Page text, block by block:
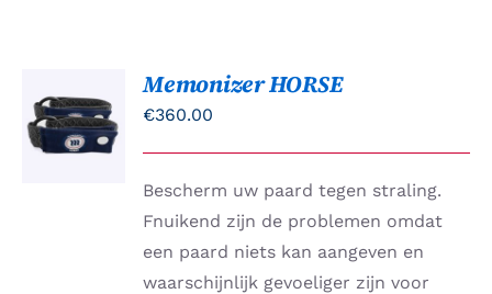
AAN
WINKELWAGEN
/
Memonizer HORSE
€360.00
Bescherm uw paard tegen straling.
Fnuikend zijn de problemen omdat
een paard niets kan aangeven en
waarschijnlijk gevoeliger zijn voor